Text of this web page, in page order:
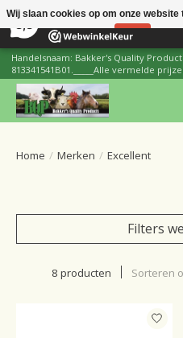
206
Handelsnaam: Bakker's Quality
813341541B01._____Alle vermelde
Home / Merken / Excellent
Filters
8 producten Sorteren
Wij slaan cookies op om onze
Nee